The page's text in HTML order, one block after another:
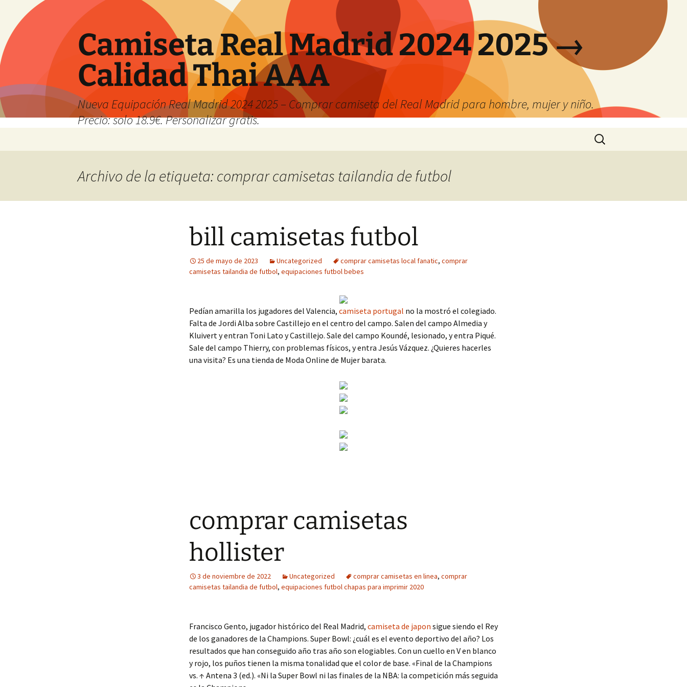
Camiseta Real Madrid 2024 2025 →
Calidad Thai AAA
Nueva Equipación Real Madrid 2024 2025 – Comprar camiseta del Real Madrid para hombre, mujer y niño.
Precio: solo 18.9€. Personalizar gratis.
Buscar:
Archivo de la etiqueta: comprar camisetas tailandia de futbol
bill camisetas futbol
25 de mayo de 2023 Uncategorized comprar camisetas local fanatic, comprar
camisetas tailandia de futbol, equipaciones futbol bebes
Pedían amarilla los jugadores del Valencia, camiseta portugal no la mostró el colegiado.
Falta de Jordi Alba sobre Castillejo en el centro del campo. Salen del campo Almedia y
Kluivert y entran Toni Lato y Castillejo. Sale del campo Koundé, lesionado, y entra Piqué.
Sale del campo Thierry, con problemas físicos, y entra Jesús Vázquez. ¿Quieres hacerles
una visita? Es una tienda de Moda Online de Mujer barata.
comprar camisetas
hollister
3 de noviembre de 2022 Uncategorized comprar camisetas en linea, comprar
camisetas tailandia de futbol, equipaciones futbol chapas para imprimir 2020
Francisco Gento, jugador histórico del Real Madrid, camiseta de japon sigue siendo el Rey
de los ganadores de la Champions. Super Bowl: ¿cuál es el evento deportivo del año? Los
resultados que han conseguido año tras año son elogiables. Con un cuello en V en blanco
y rojo, los puños tienen la misma tonalidad que el color de base. «Final de la Champions
vs. ↑ Antena 3 (ed.). «Ni la Super Bowl ni las finales de la NBA: la competición más seguida